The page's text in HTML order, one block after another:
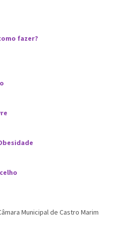
fazer?
Municipal de Castro Marim